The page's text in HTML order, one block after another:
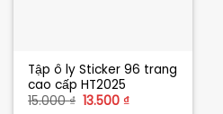
Tập ô ly Sticker 96 trang
cao cấp HT2025
15.000₫ Giá
13.500 ₫Giá